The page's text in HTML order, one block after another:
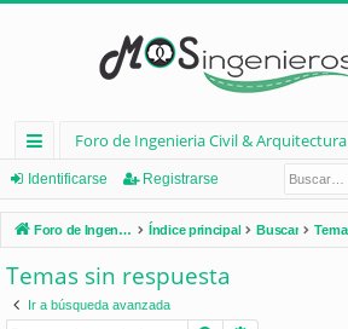
nl
ac
es
rá
Foro de Ingenieria Civil & Arquitectura
Identificarse Registrarse
Foro de Ingenieria Civil & Arquitectura Índice principal Buscar
Temas sin respuesta
Ir a búsqueda avanzada